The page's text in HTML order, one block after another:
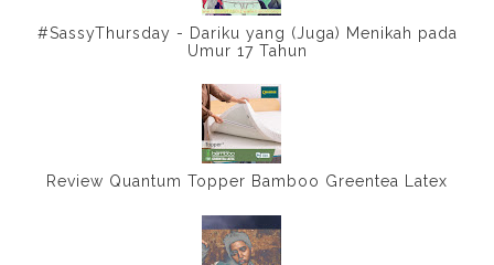
#SassyThursday - Dariku yang (Juga) Menikah pada
Umur 17 Tahun
Review Quantum Topper Bamboo Greentea Latex